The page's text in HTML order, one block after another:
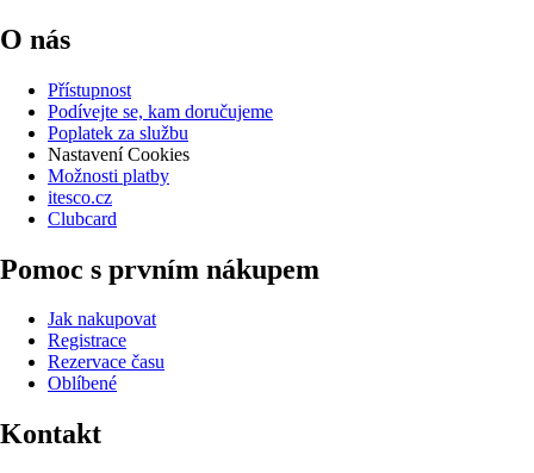
O nás
Přístupnost
Podívejte se, kam doručujeme
Poplatek za službu
Nastavení Cookies
Možnosti platby
itesco.cz
Clubcard
Pomoc s prvním nákupem
Jak nakupovat
Registrace
Rezervace času
Oblíbené
Kontakt